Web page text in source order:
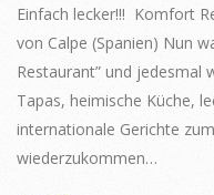
Einfach lecker!!! Komfort
von Calpe (Spanien) Nun
Restaurant” und jedesmal
Tapas, heimische Küche,
internationale Gerichte
wiederzukommen…